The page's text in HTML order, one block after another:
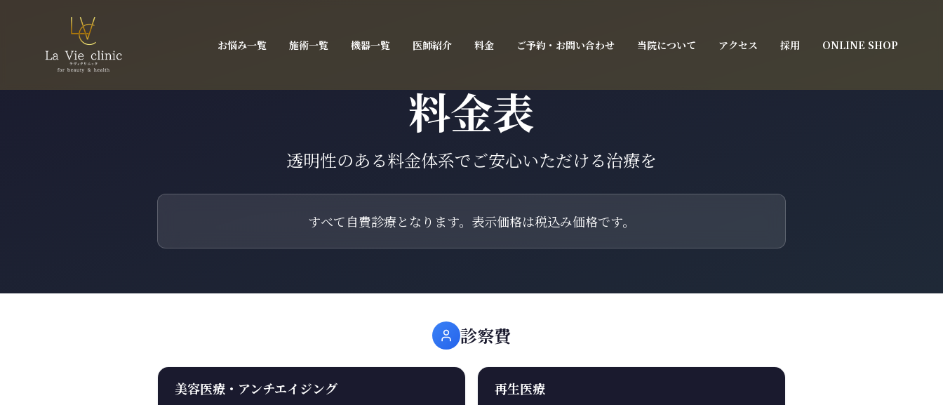
お悩み一覧 施術一覧 機器一覧 医師紹介 料金 ご予約・お問い合わせ 当院について アクセス 採用 ONLINE SHOP
料金表
透明性のある料金体系でご安心いただける治療を
すべて自費診療となります。表示価格は税込み価格です。
診察費
美容医療・アンチエイジング 再生医療